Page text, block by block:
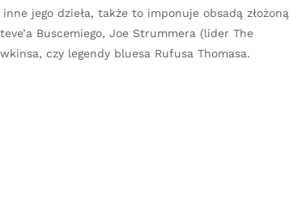
jego dzieła, także to imponuje obsadą złożoną
Buscemiego, Joe Strummera (lider The
czy legendy bluesa Rufusa Thomasa.